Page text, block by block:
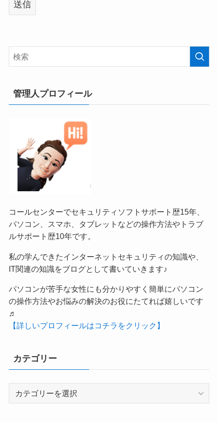
管理人プロフィール
コールセンターでセキュリティソフトサポート歴15年、
パソコン、スマホ、タブレットなどの操作方法やトラブ
ルサポート歴10年です。
私の学んできたインターネットセキュリティの知識や、
IT関連の知識をブログとして書いていきます♪
パソコンが苦手な女性にも分かりやすく簡単にパソコン
の操作方法やお悩みの解決のお役にたてれば嬉しいです
♬
【詳しいプロフィールはコチラをクリック】
カテゴリー